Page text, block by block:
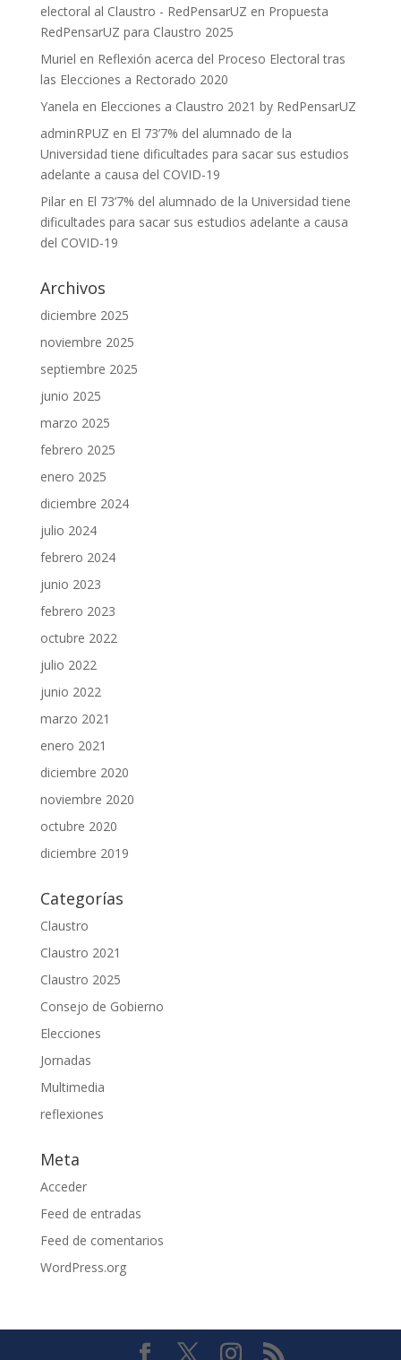
electoral al Claustro - RedPensarUZ en Propuesta
RedPensarUZ para Claustro 2025
Muriel en Reflexión acerca del Proceso Electoral tras
las Elecciones a Rectorado 2020
Yanela en Elecciones a Claustro 2021 by RedPensarUZ
adminRPUZ en El 73’7% del alumnado de la
Universidad tiene dificultades para sacar sus estudios
adelante a causa del COVID-19
Pilaren El 73’7% del alumnado de la Universidad tiene
dificultades para sacar sus estudios adelante a causa
del COVID-19
Archivos
diciembre 2025
noviembre 2025
septiembre 2025
junio 2025
marzo 2025
febrero 2025
enero 2025
diciembre 2024
julio 2024
febrero 2024
junio 2023
febrero 2023
octubre 2022
julio 2022
junio 2022
marzo 2021
enero 2021
diciembre 2020
noviembre 2020
octubre 2020
diciembre 2019
Categorías
Claustro
Claustro 2021
Claustro 2025
Consejo de Gobierno
Elecciones
Jornadas
Multimedia
reflexiones
Meta
Acceder
Feed de entradas
Feed de comentarios
WordPress.org